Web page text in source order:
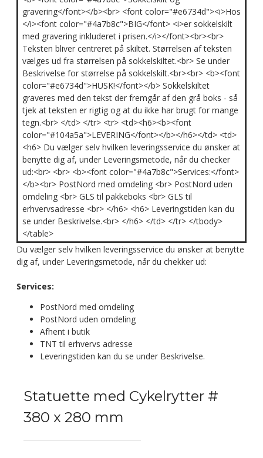
gravering</font></b><br> <font color="#e6734d"><i>Hos
</i><font color="#4a7b8c">BIG</font> <i>er sokkelskilt
med gravering inkluderet i prisen.</i></font><br><br>
Teksten bliver centreret på skiltet. Størrelsen af teksten
vælges ud fra størrelsen på sokkelskiltet.<br> Se under
Beskrivelse for størrelse på sokkelskilt.<br><br> <b><font
color="#e6734d">HUSK!</font></b> Sokkelskiltet
graveres med den tekst der fremgår af den grå boks - så
tjek at teksten er rigtig og at du ikke har brugt for mange
tegn.<br> </td> </tr> <tr> <td><h6><b><font
color="#104a5a">LEVERING</font></b></h6></td> <td>
<h6> Du vælger selv hvilken leveringsservice du ønsker at
benytte dig af, under Leveringsmetode, når du checker
ud:<br> <br> <b><font color="#4a7b8c">Services:</font>
</b><br> PostNord med omdeling <br> PostNord uden
omdeling <br> GLS til pakkeboks <br> GLS til
erhvervsadresse <br> </h6> <h6> Leveringstiden kan du
se under Beskrivelse.<br> </h6> </td> </tr> </tbody>
</table>
Du vælger selv hvilken leveringsservice du ønsker at benytte
dig af, under Leveringsmetode, når du chekker ud:
Services:
PostNord med omdeling
PostNord uden omdeling
Afhent i butik
TNT til erhvervs adresse
Leveringstiden kan du se under Beskrivelse.
Statuette med Cykelrytter #
380 x 280 mm